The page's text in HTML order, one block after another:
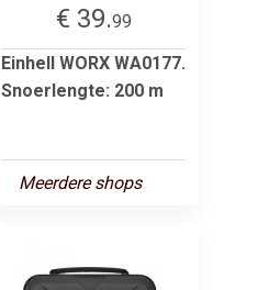
€ 39.99
Einhell WORX WA0177.
Snoerlengte: 200 m
Meerdere shops